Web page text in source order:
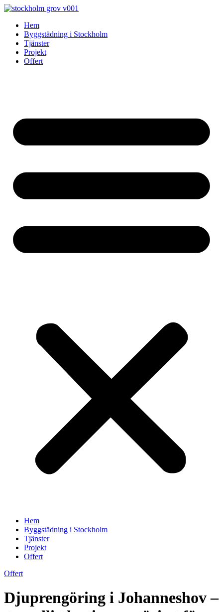
Skip
contentHem
Byggstädning i Stockholm
Tjänster
Projekt
Offert
Hem
Byggstädning i Stockholm
Tjänster
Projekt
Offert
Offert
Djuprengöring i Johanneshov –